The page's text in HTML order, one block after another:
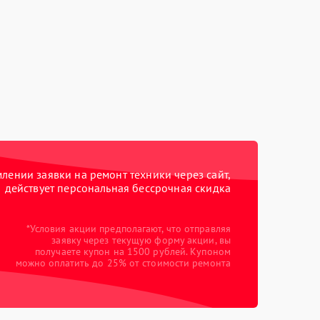
заявки на ремонт техники через сайт,
действует персональная бессрочная скидка
*Условия акции предполагают, что отправляя
заявку через текущую форму акции, вы
получаете купон на 1500 рублей. Купоном
можно оплатить до 25% от стоимости ремонта